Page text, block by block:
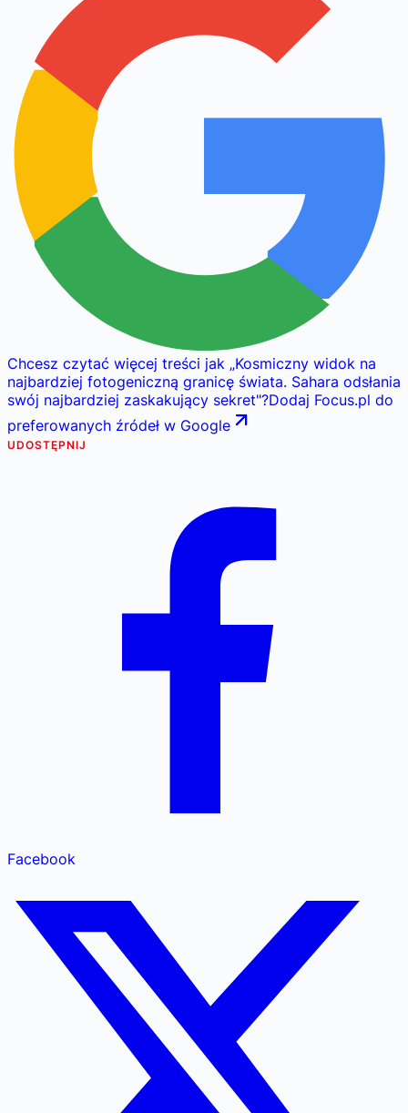
Chcesz czytać więcej treści jak „Kosmiczny widok na
najbardziej fotogeniczną granicę świata. Sahara odsłania
swój najbardziej zaskakujący sekret"?Dodaj Focus.pl do
preferowanych źródeł w Google
UDOSTĘPNIJ
Facebook